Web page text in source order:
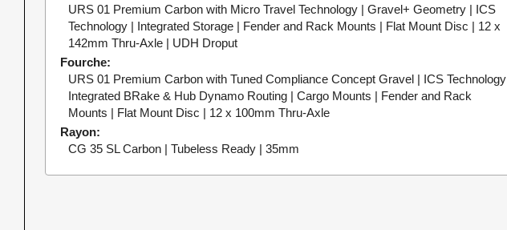
URS 01 Premium Carbon with Micro Travel Technology | Gravel+ Geometry | ICS
Technology | Integrated Storage | Fender and Rack Mounts | Flat Mount Disc | 12 x
142mm Thru-Axle | UDH Droput
Fourche
URS 01 Premium Carbon with Tuned Compliance Concept Gravel | ICS Technology
Integrated BRake & Hub Dynamo Routing | Cargo Mounts | Fender and Rack
Mounts | Flat Mount Disc | 12 x 100mm Thru-Axle
Rayon
CG 35 SL Carbon | Tubeless Ready | 35mm